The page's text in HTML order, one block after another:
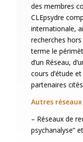
des membres
CLEpsydre
internationale,
recherches
terme le
d’un Réseau,
cours d’étude
partenaires
Autres réseaux
– Réseaux de
psychanalyse”